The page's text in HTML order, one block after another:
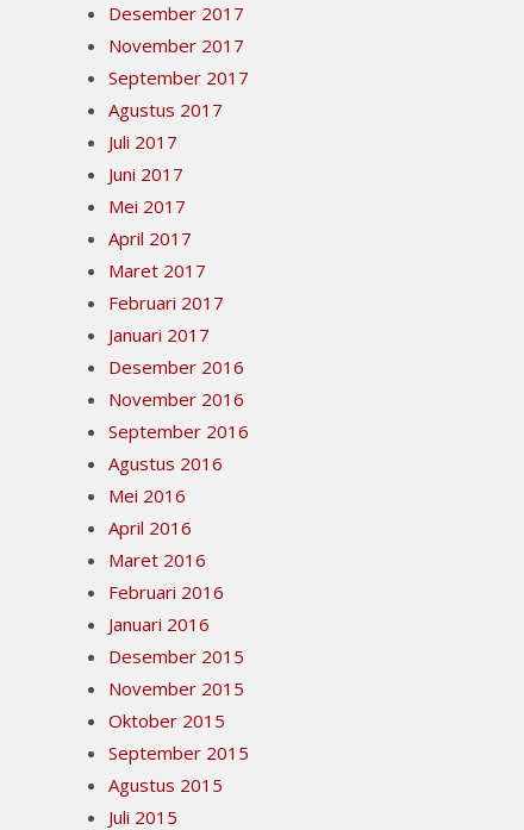
Desember 2017
November 2017
September 2017
Agustus 2017
Juli 2017
Juni 2017
Mei 2017
April 2017
Maret 2017
Februari 2017
Januari 2017
Desember 2016
November 2016
September 2016
Agustus 2016
Mei 2016
April 2016
Maret 2016
Februari 2016
Januari 2016
Desember 2015
November 2015
Oktober 2015
September 2015
Agustus 2015
Juli 2015